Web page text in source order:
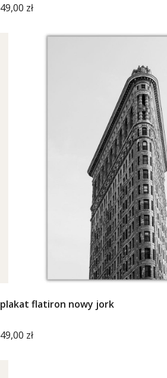
Cena
49,00 zł
plakat flatiron nowy jork
Cena
49,00 zł